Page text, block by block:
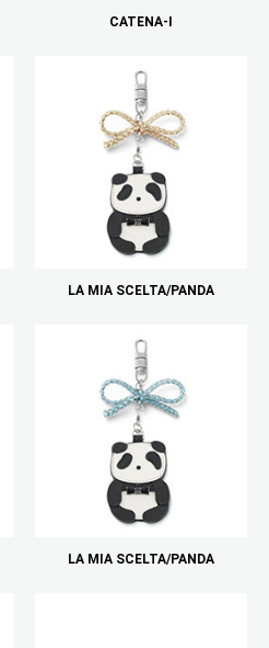
CATENA-I
LA MIA SCELTA/PANDA
LA MIA SCELTA/PANDA